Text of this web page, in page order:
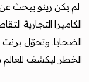
لم يكن رينو يبحث
الكاميرا التجارية
الضحايا. وتحوّل
الخطر ليكشف للعالم